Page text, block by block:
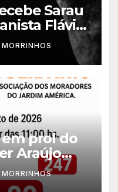
Sarau
Flávio
feira
prol do
Araújo
Jardim